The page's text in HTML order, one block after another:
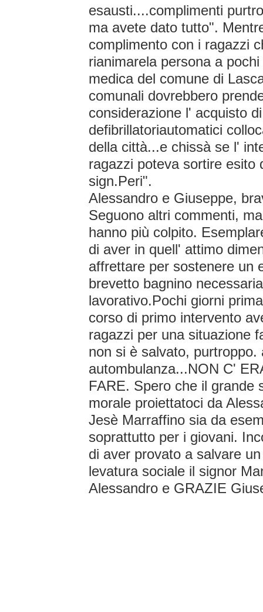
esausti....complimenti
ma avete dato tutto".
complimento con i ragazzi
rianimarela persona a
medica del comune di
comunali dovrebbero
considerazione l' acquisto di
defibrillatoriautomatici
della città...e chissà se l'
ragazzi poteva sortire esito
sign.Peri".
Alessandro e Giuseppe,
Seguono altri commenti,
hanno più colpito.
di aver in quell' attimo
affrettare per sostenere un
brevetto bagnino
lavorativo.Pochi giorni
corso di primo intervento
ragazzi per una situazione
non si è salvato, purtroppo.
autombulanza...NON C'
FARE. Spero che il grande
morale proiettatoci da
Jesè Marraffino sia da
soprattutto per i giovani.
di aver provato a salvare
levatura sociale il signor
Alessandro e GRAZIE